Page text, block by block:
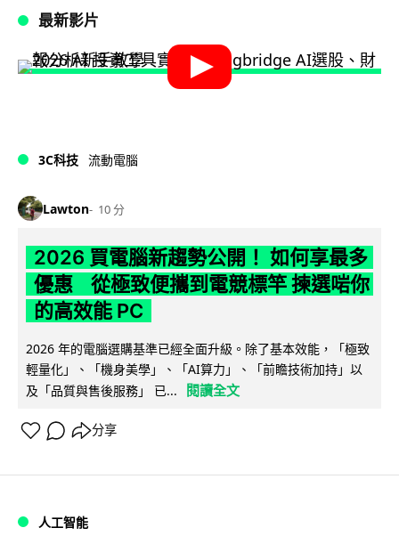
最新影片
3C科技 流動電腦
Lawton 10 分
2026 買電腦新趨勢公開！ 如何享最多
優惠 從極致便攜到電競標竿 揀選啱你
的高效能 PC
2026 年的電腦選購基準已經全面升級。除了基本效能，「極致
輕量化」、「機身美學」、「AI算力」、「前瞻技術加持」以
及「品質與售後服務」 已...
閱讀全文
分享
人工智能